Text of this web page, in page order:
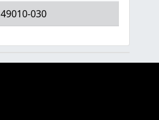
49010-030